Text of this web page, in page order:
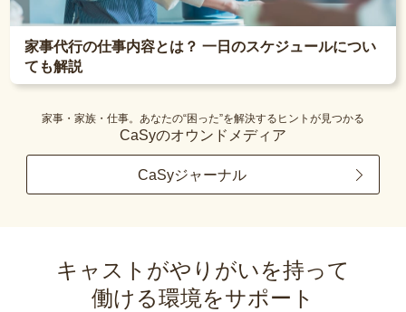
家事代行の仕事内容とは？ 一日のスケジュールについ
ても解説
家事・家族・仕事。あなたの“困った”を解決するヒントが見つかる
CaSyのオウンドメディア
CaSyジャーナル
キャストがやりがいを持って
働ける環境をサポート